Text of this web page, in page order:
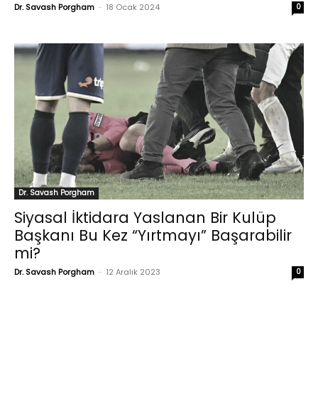
Dr. Savash Porgham - 18 Ocak 2024 0
Dr. Savash Porgham
Siyasal İktidara Yaslanan Bir Kulüp
Başkanı Bu Kez “Yırtmayı” Başarabilir
mi?
Dr. Savash Porgham - 12 Aralık 2023 0